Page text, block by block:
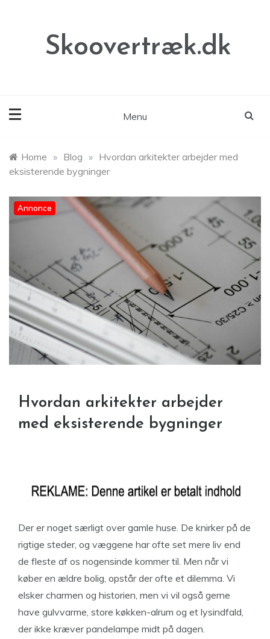
Skoovertræk.dk
Menu
Home » Blog » Hvordan arkitekter arbejder med
eksisterende bygninger
Annonce
Hvordan arkitekter arbejder
med eksisterende bygninger
Der er noget særligt over gamle huse. De knirker på de
rigtige steder, og væggene har ofte set mere liv end
de fleste af os nogensinde kommer til. Men når vi
køber en ældre bolig, opstår der ofte et dilemma. Vi
elsker charmen og historien, men vi vil også gerne
have gulvvarme, store køkken-alrum og et lysindfald,
der ikke kræver pandelampe midt på dagen.